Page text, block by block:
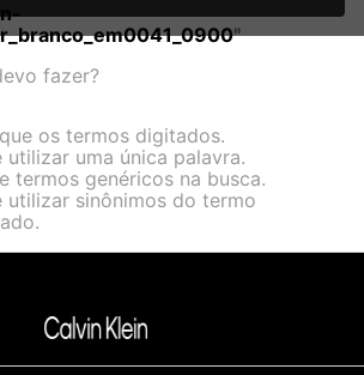
Quando você visita nosso site,
como sua solicitação específica para
a funcionalidade do site, incluindo,
de comprar um item em nossa
link.
"
fazer?
os termos digitados.
utilizar uma única palavra.
termos genéricos na busca.
utilizar sinônimos do termo